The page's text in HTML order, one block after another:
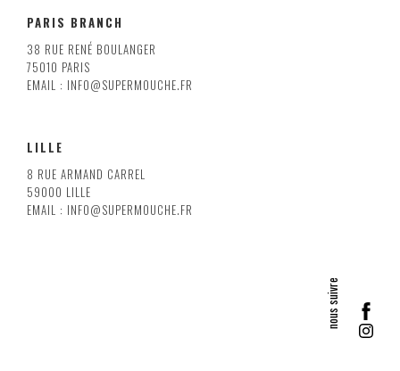
PARIS BRANCH
38 RUE RENÉ BOULANGER
75010 PARIS
EMAIL : INFO@SUPERMOUCHE.FR
LILLE
8 RUE ARMAND CARREL
59000 LILLE
EMAIL : INFO@SUPERMOUCHE.FR